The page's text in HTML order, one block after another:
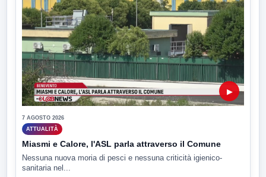
▶
7 AGOSTO 2026
ATTUALITÀ
Miasmi e Calore, l'ASL parla attraverso il Comune
Nessuna nuova moria di pesci e nessuna criticità igienico-
sanitaria nel...